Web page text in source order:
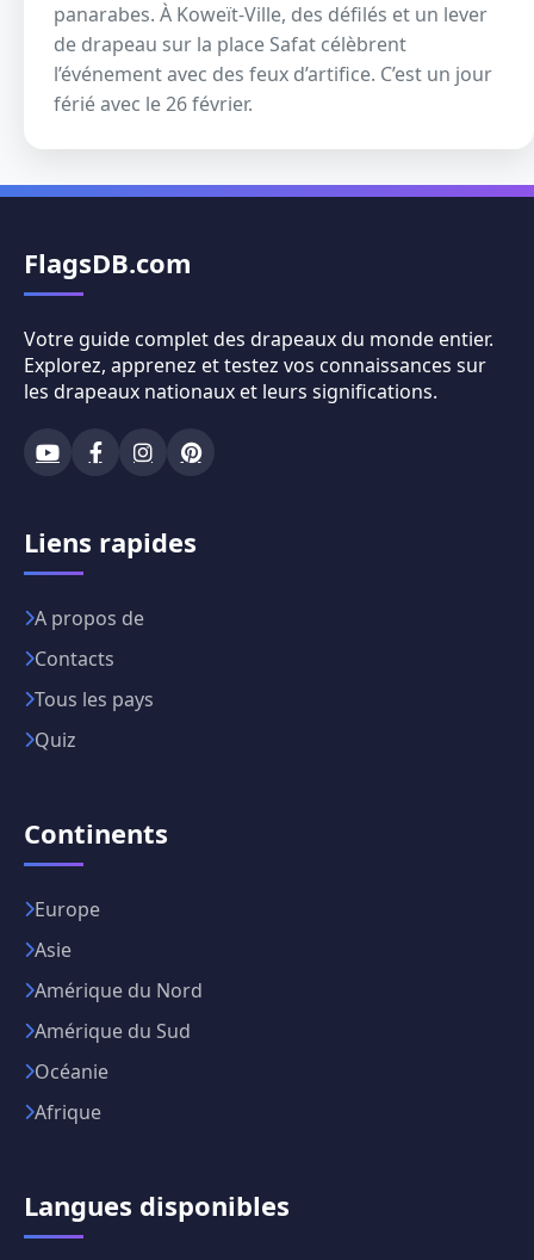
panarabes. À Koweït-Ville, des défilés et un lever
de drapeau sur la place Safat célèbrent
l’événement avec des feux d’artifice. C’est un jour
férié avec le 26 février.
FlagsDB.com
Votre guide complet des drapeaux du monde entier.
Explorez, apprenez et testez vos connaissances sur
les drapeaux nationaux et leurs significations.
Liens rapides
A propos de
Contacts
Tous les pays
Quiz
Continents
Europe
Asie
Amérique du Nord
Amérique du Sud
Océanie
Afrique
Langues disponibles